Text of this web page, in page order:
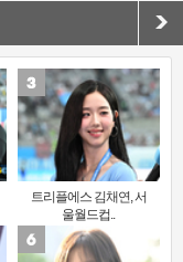
트리플에스 김채연, 서
울월드컵..